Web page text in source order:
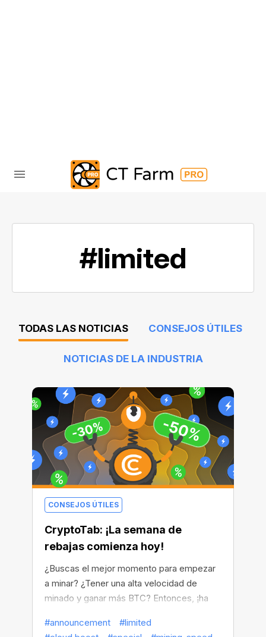
#limited
TODAS LAS NOTICIAS CONSEJOS ÚTILES
NOTICIAS DE LA INDUSTRIA
CONSEJOS ÚTILES
CryptoTab: ¡La semana de
rebajas comienza hoy!
¿Buscas el mejor momento para empezar
a minar? ¿Tener una alta velocidad de
minado y ganar más BTC? Entonces, ¡ha
#announcement
#limited